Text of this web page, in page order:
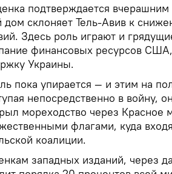
подтверждается
склоняет Тель-Авив к
Здесь роль играют и
финансовых ресурсов
Украины.
пока упирается — и этим на
непосредственно в войну,
мореходство через Красное
флагами, куда
коалиции.
западных изданий, через